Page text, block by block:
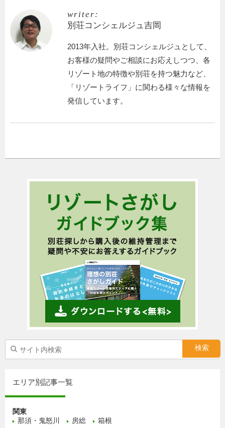
writer:
別荘コンシェルジュ吉岡
2013年入社。別荘コンシェルジュとして、
お客様の疑問やご相談にお応えしつつ、各
リゾート地の特徴や別荘を持つ魅力など、
「リゾートライフ」に関わる様々な情報を
発信しています。
エリア別記事一覧
関東
那須・鬼怒川
房総 箱根